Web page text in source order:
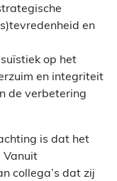
en
op het
en integriteit
de verbetering
is dat het
Vanuit
collega’s dat zij